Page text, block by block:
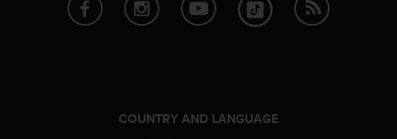
COUNTRY AND LANGUAGE